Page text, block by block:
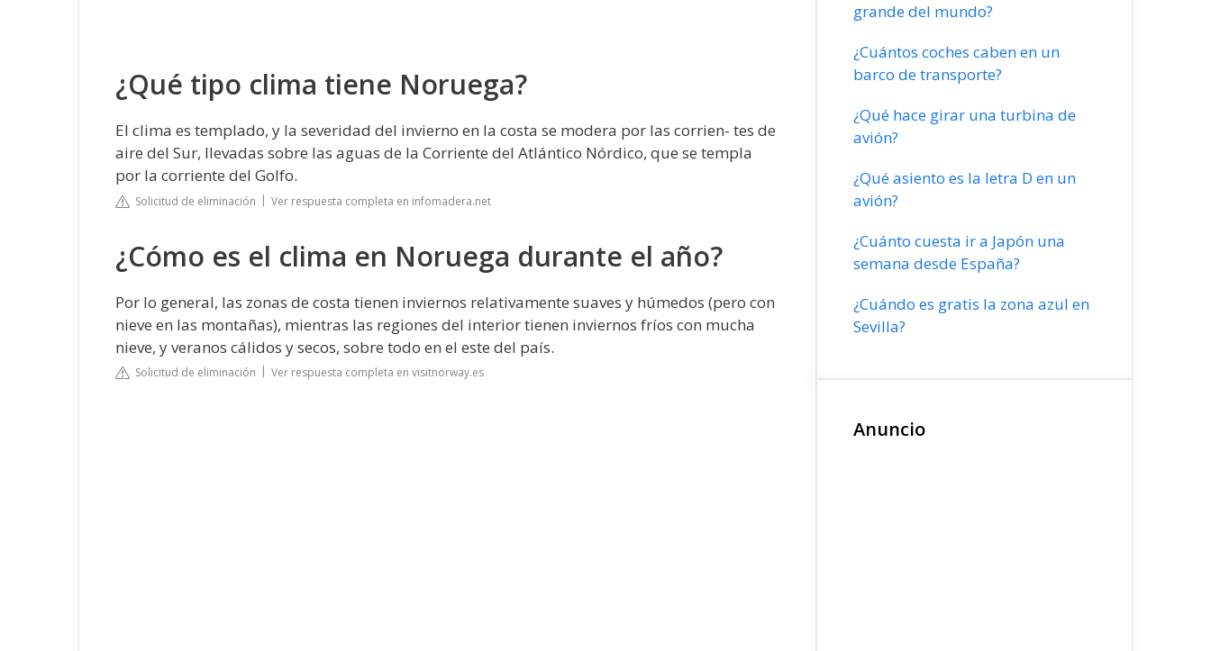
¿Qué tipo clima tiene Noruega?
El clima es templado, y la severidad del invierno en la costa se modera por las corrien- tes de
aire del Sur, llevadas sobre las aguas de la Corriente del Atlántico Nórdico, que se templa
por la corriente del Golfo.
Solicitud de eliminación Ver respuesta completa en infomadera.net
¿Cómo es el clima en Noruega durante el año?
Por lo general, las zonas de costa tienen inviernos relativamente suaves y húmedos (pero con
nieve en las montañas), mientras las regiones del interior tienen inviernos fríos con mucha
nieve, y veranos cálidos y secos, sobre todo en el este del país.
Solicitud de eliminación Ver respuesta completa en visitnorway.es
grande del mundo?
¿Cuántos coches caben en un
barco de transporte?
¿Qué hace girar una turbina de
avión?
¿Qué asiento es la letra D en un
avión?
¿Cuánto cuesta ir a Japón una
semana desde España?
¿Cuándo es gratis la zona azul en
Sevilla?
Anuncio